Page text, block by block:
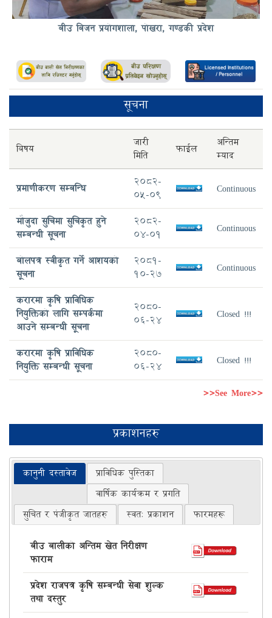
बीउ बिजन प्रयोगशाला, पोखरा, गण्डकी प्रदेश
सूचना
बिषय
जारी
मिति
फाईल
अन्तिम
म्याद
प्रमाणीकरण सम्बन्धि
2082-
05-09
Continuous
मौजुदा सुचिमा सुचिकृत हुने
सम्बन्धी सूचना
2082-
04-01
Continuous
बोलपत्र स्वीकृत गर्ने आशयको
सूचना
2081-
10-27
Continuous
करारमा कृषि प्राविधिक
नियुक्तिको लागि सम्पर्कमा
आउने सम्बन्धी सूचना
2080-
06-24
Closed !!!
करारमा कृषि प्राविधिक
नियुक्ति सम्बन्धी सूचना
2080-
06-24
Closed !!!
>>See More>>
प्रकाशनहरु
कानुनी दस्तावेज
प्राविधिक पुस्तिका
वार्षिक कार्यक्रम र प्रगति
सुचित र पंजीकृत जातहरु
स्वत: प्रकाशन फारमहरू
बीउ बालीको अन्तिम खेत निरीक्षण
फाराम
प्रदेश राजपत्र कृषि सम्बन्धी सेवा शुल्क
तथा दस्तुर